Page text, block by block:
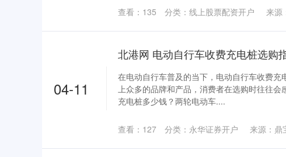
来源
查看： 135 分类： 线上股票配资开户
04-11
在电动自行车普及的当下，电动自行车收费充
上众多的品牌和产品，消费者在选购时往往会
充电桩多少钱？两轮电动车....
来源：鼎
查看： 127 分类： 永华证券开户